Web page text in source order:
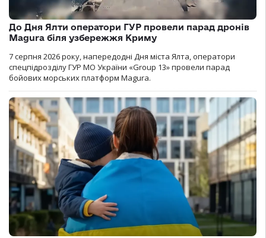
До Дня Ялти оператори ГУР провели парад дронів
Magura біля узбережжя Криму
7 серпня 2026 року, напередодні Дня міста Ялта, оператори
спецпідрозділу ГУР МО України «Group 13» провели парад
бойових морських платформ Magura.